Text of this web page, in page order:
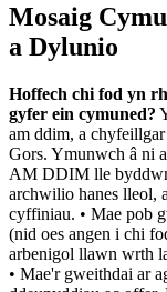
Mosaig
a Dylunio
Hoffech chi fod yn
gyfer ein cymuned?
am ddim, a
Gors. Ymunwch â ni
AM DDIM lle
archwilio hanes lleol,
cyffiniau. • Mae pob
(nid oes angen i chi
arbenigol llawn wrth
• Mae'r gweithdai ar